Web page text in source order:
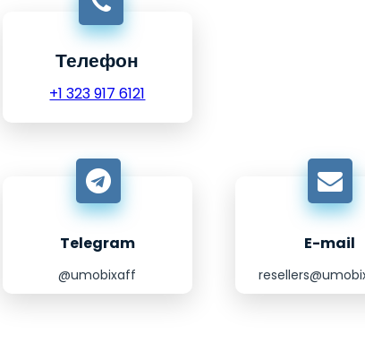
Телефон
+1 323 917 6121
Telegram
@umobixaff
E-mail